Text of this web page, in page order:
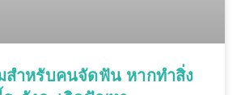
สำหรับคนจัดฟัน หากทำสิ่ง